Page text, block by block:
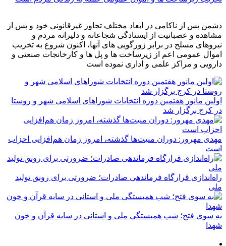
دشمن پس از ناکامی در ابعاد مختلف تجاوز غیرقانونی خود و پس از
مشاهده و عصبانیت از ایستادگی شجاعانه و دلیرانه مردم و
نیروهای مسلح در برابر زورگویی های آنها، اکنون شروع به تخریب
اموال عمومی اعم از زیرساخت ها و پل ها و کارخانجات صنعتی و
دارویی و مراکز علمی و اداری نموده است
اولین مانور هفتمین دوره انتخابات شوراهای اسلامی شهر و روستا
در کرج برگزار شد
مهدی مهرور: دوران منیت‌ها گذشته، امروز زمان هم‌افزایی احزاب
است
راه‌اندازی قرارگاه فرماندهی صادرات؛ ضرورتی برای رونق تولید
ملی
به سوی فتح؛ شب همبستگی ملی و استانی در سایه قرآن و خون
شهدا